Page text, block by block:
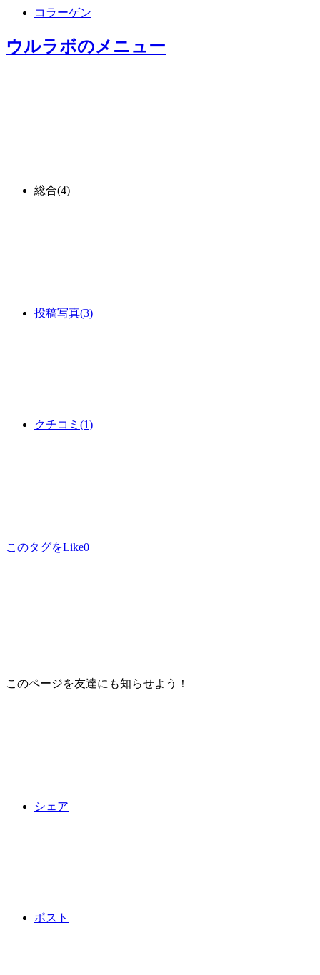
コラーゲン
ウルラボのメニュー
総合(4)
投稿写真(3)
クチコミ (1)
このタグをLike0
このページを友達にも知らせよう！
シェア
ポスト